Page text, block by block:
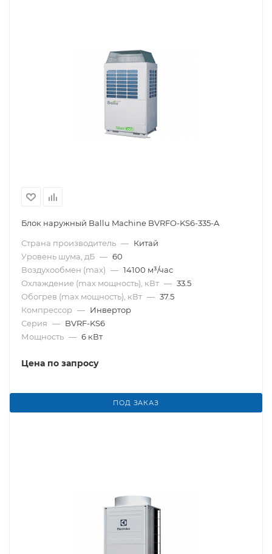
Блок наружный Ballu Machine BVRFO-KS6-335-A
Страна производитель — Китай
Уровень шума, дБ — 60
Воздухообмен (max) — 14100 м³/час
Охлаждение (max мощность), кВт — 33.5
Обогрев (max мощность), кВт — 37.5
Компрессор — Инвертор
Серия — BVRF-KS6
Мощность — 6 кВт
Цена по запросу
ПОД ЗАКАЗ